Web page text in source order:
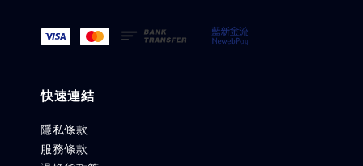
快速連結
隱私條款
服務條款